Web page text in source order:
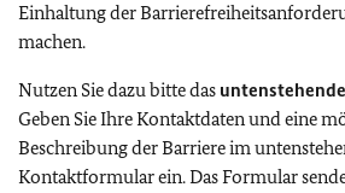
Einhaltung der
machen.
Nutzen Sie dazu bitte das
Geben Sie Ihre Kontaktdaten und eine
Beschreibung der Barriere im
Kontaktformular ein. Das Formular